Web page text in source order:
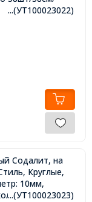
...(УТ100023022)
Содалит, на
Круглые,
10мм,
35шт/37см/
...(УТ100023023)